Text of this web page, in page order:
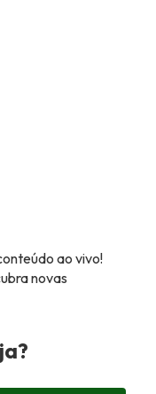
ao vivo!
novas